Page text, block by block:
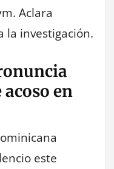
Aclara
la investigación.
en
este